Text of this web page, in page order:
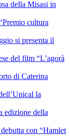
della Misasi in
cultura
si presenta il
del film “L’agorà
di Caterina
la
della
con “Hamlet